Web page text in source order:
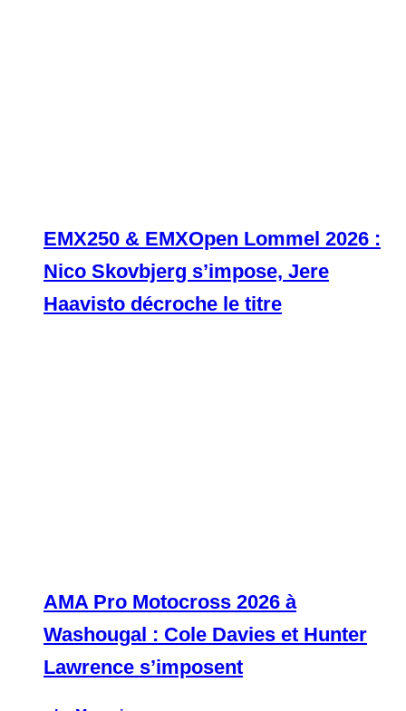
EMX250 & EMXOpen Lommel 2026 :
Nico Skovbjerg s’impose, Jere
Haavisto décroche le titre
AMA Pro Motocross 2026 à
Washougal : Cole Davies et Hunter
Lawrence s’imposent